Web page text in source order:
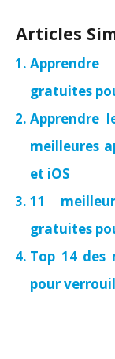
Articles
gratuites
Apprendre
meilleures
et iOS
11
gratuites
Top 14 des
pour